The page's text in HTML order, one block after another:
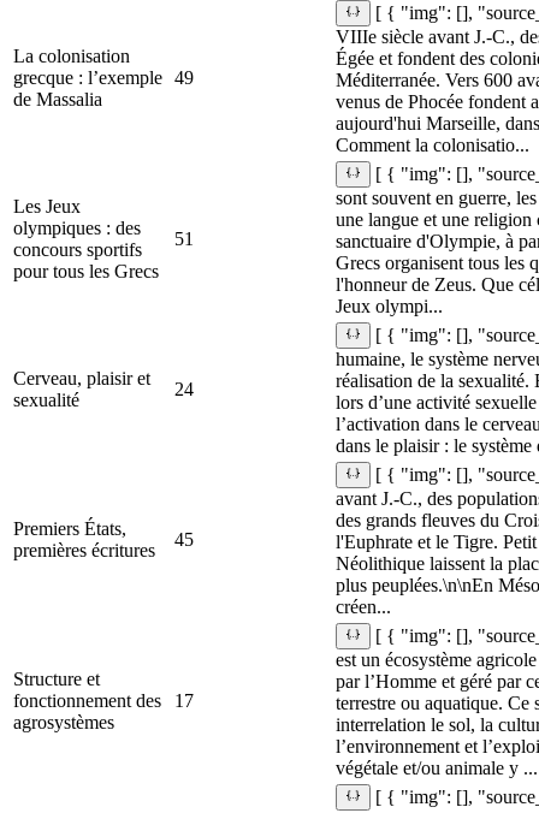
La colonisation
grecque : l’exemple
de Massalia
49
[ { "img": [],
VIIIe siècle avant J.‑C.,
Égée et fondent des
Méditerranée. Vers 600
venus de Phocée fondent
aujourd'hui Marseille,
Comment la colonisatio...
Les Jeux
olympiques : des
concours sportifs
pour tous les Grecs
51
[ { "img": [],
sont souvent en guerre,
une langue et une religion
sanctuaire d'Olympie, à
Grecs organisent tous les
l'honneur de Zeus. Que
Jeux olympi...
Cerveau, plaisir et
sexualité
24
[ { "img": [],
humaine, le système
réalisation de la sexualité.
lors d’une activité
l’activation dans le
dans le plaisir : le système
Premiers États,
premières écritures
45
[ { "img": [],
avant J.‑C., des
des grands fleuves du
l'Euphrate et le Tigre.
Néolithique laissent la
plus peuplées.\n\nEn
créen...
Structure et
fonctionnement des
agrosystèmes
17
[ { "img": [],
est un écosystème
par l’Homme et géré par
terrestre ou aquatique. Ce
interrelation le sol, la
l’environnement et
végétale et/ou animale y ...
[ { "img": [],